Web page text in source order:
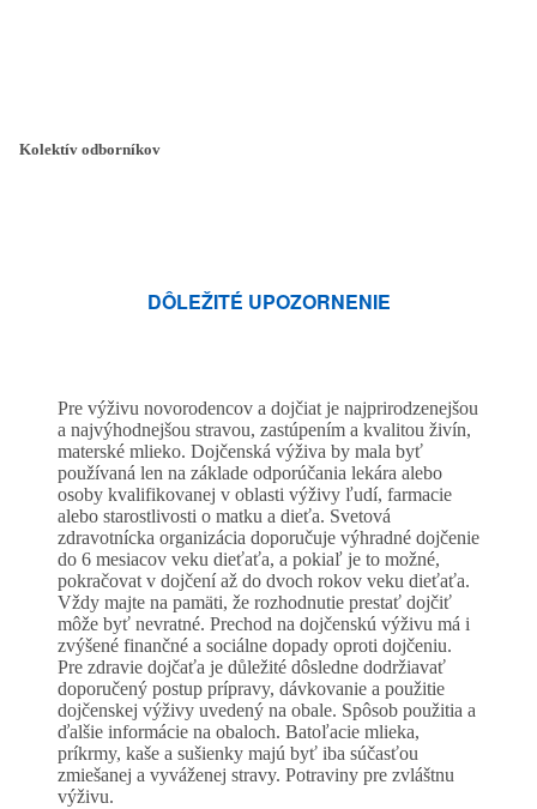
Kolektív odborníkov
DÔLEŽITÉ UPOZORNENIE
Pre výživu novorodencov a dojčiat je najprirodzenejšou
a najvýhodnejšou stravou, zastúpením a kvalitou živín,
materské mlieko. Dojčenská výživa by mala byť
používaná len na základe odporúčania lekára alebo
osoby kvalifikovanej v oblasti výživy ľudí, farmacie
alebo starostlivosti o matku a dieťa. Svetová
zdravotnícka organizácia doporučuje výhradné dojčenie
do 6 mesiacov veku dieťaťa, a pokiaľ je to možné,
pokračovat v dojčení až do dvoch rokov veku dieťaťa.
Vždy majte na pamäti, že rozhodnutie prestať dojčiť
môže byť nevratné. Prechod na dojčenskú výživu má i
zvýšené finančné a sociálne dopady oproti dojčeniu.
Pre zdravie dojčaťa je důležité dôsledne dodržiavať
doporučený postup prípravy, dávkovanie a použitie
dojčenskej výživy uvedený na obale. Spôsob použitia a
ďalšie informácie na obaloch. Batoľacie mlieka,
príkrmy, kaše a sušienky majú byť iba súčasťou
zmiešanej a vyváženej stravy. Potraviny pre zvláštnu
výživu.